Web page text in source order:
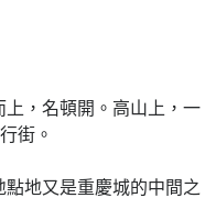
，名頓開。高山上，一
街。
地又是重慶城的中間之